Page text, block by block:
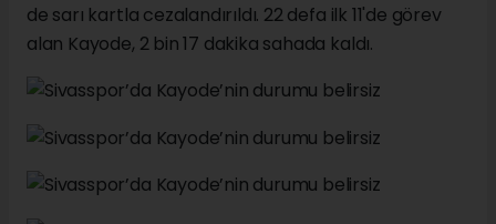
de sarı kartla cezalandırıldı. 22 defa ilk 11'de görev
alan Kayode, 2 bin 17 dakika sahada kaldı.